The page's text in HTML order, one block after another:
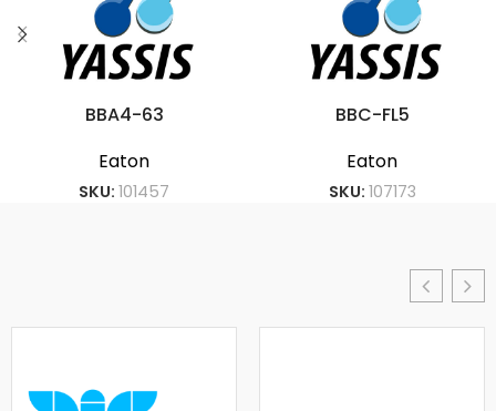
BBA4-63
Eaton
SKU: 101457
BBC-FL5
Eaton
SKU: 107173